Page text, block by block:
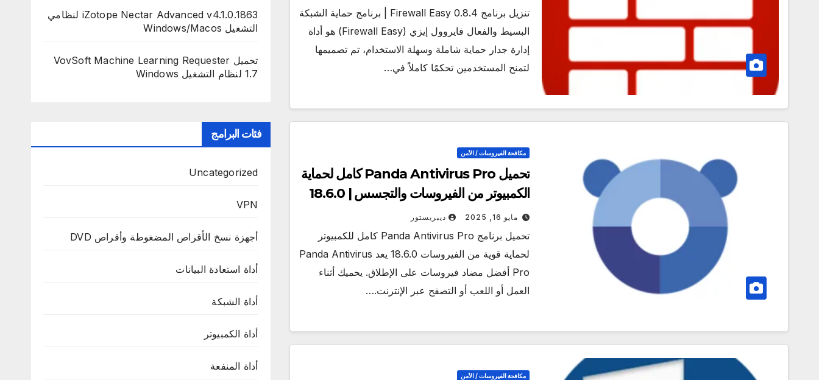
تنزيل برنامج Firewall Easy 0.8.4 | برنامج حماية الشبكة
البسيط والفعال فايروول إيزي (Firewall Easy) هو أداة
إدارة جدار حماية شاملة وسهلة الاستخدام، تم تصميمها
لتمنح المستخدمين تحكمًا كاملاً في…
مكافحة الفيروسات / الأمن
تحميل Panda Antivirus Pro كامل لحماية
الكمبيوتر من الفيروسات والتجسس | 18.6.0
مايو 16, 2025 ديبريستور
تحميل برنامج Panda Antivirus Pro كامل للكمبيوتر
لحماية قوية من الفيروسات 18.6.0 يعد Panda Antivirus
Pro أفضل مضاد فيروسات على الإطلاق. يحميك أثناء
العمل أو اللعب أو التصفح عبر الإنترنت.…
مكافحة الفيروسات / الأمن
iZotope Nectar Advanced v4.1.0.1863 لنظامي
التشغيل Windows/Macos
تحميل VovSoft Machine Learning Requester
1.7 لنظام التشغيل Windows
فئات البرامج
Uncategorized
VPN
أجهزة نسخ الأقراص المضغوطة وأقراص DVD
أداة استعادة البيانات
أداة الشبكة
أداة الكمبيوتر
أداة المنفعة